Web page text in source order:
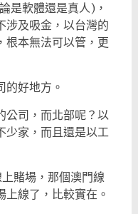
是軟體還是真人)，
涉及吸金，以台灣的
根本無法可以管，更
的好地方。
公司，而北部呢？以
少家，而且還是以工
賭場，那個澳門線
線了，比較實在。